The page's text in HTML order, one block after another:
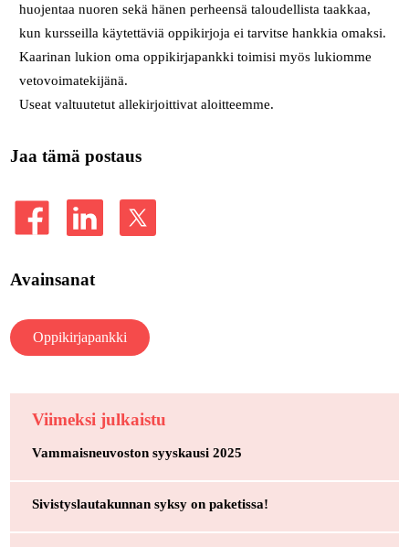
huojentaa nuoren sekä hänen perheensä taloudellista taakkaa,
kun kursseilla käytettäviä oppikirjoja ei tarvitse hankkia omaksi.
Kaarinan lukion oma oppikirjapankki toimisi myös lukiomme
vetovoimatekijänä.
Useat valtuutetut allekirjoittivat aloitteemme.
Jaa tämä postaus
Avainsanat
Oppikirjapankki
Viimeksi julkaistu
Vammaisneuvoston syyskausi 2025
Sivistyslautakunnan syksy on paketissa!